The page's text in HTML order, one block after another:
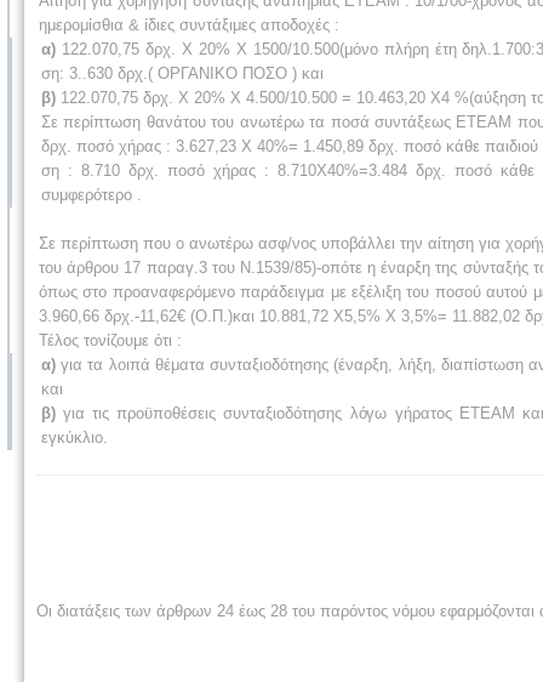
ημερομίσθια & ίδιες συντάξιμες αποδοχές :
α) 122.070,75 δρχ. Χ 20% Χ 1500/10.500(μόνο πλήρη έτη
ση: 3..630 δρχ.( ΟΡΓΑΝΙΚΟ ΠΟΣΟ ) και
β) 122.070,75 δρχ. Χ 20% Χ 4.500/10.500 = 10.463,20 Χ4
Σε περίπτωση θανάτου του ανωτέρω τα ποσά συντάξεως ΕΤΕΑΜ που
δρχ. ποσό χήρας : 3.627,23 Χ 40%= 1.450,89 δρχ. ποσό κάθε
ση : 8.710 δρχ. ποσό χήρας : 8.710Χ40%=3.484 δρχ. ποσό κάθε
συμφερότερο .
Σε περίπτωση που ο ανωτέρω ασφ/νος υποβάλλει την αίτηση για
του άρθρου 17 παραγ.3 του Ν.1539/85)-οπότε η έναρξη της σύνταξής
όπως στο προαναφερόμενο παράδειγμα με εξέλιξη του ποσού αυτού
3.960,66 δρχ.-11,62€ (Ο.Π.)και 10.881,72 Χ5,5% Χ 3,5%= 11.882,02
Τέλος τονίζουμε ότι :
α) για τα λοιπά θέματα συνταξιοδότησης (έναρξη, λήξη, διαπίστωση
και
β) για τις προϋποθέσεις συνταξιοδότησης λόγω γήρατος ΕΤΕΑΜ
εγκύκλιο.
Οι διατάξεις των άρθρων 24 έως 28 του παρόντος νόμου εφαρμόζονται